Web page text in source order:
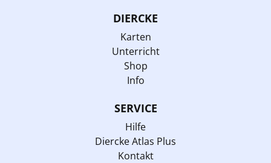
DIERCKE
Karten
Unterricht
Shop
Info
SERVICE
Hilfe
Diercke Atlas Plus
Kontakt